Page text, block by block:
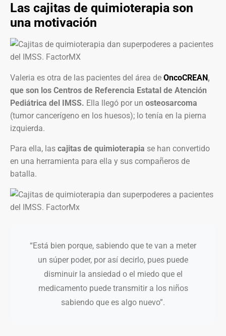
Las cajitas de quimioterapia son
una motivación
Valeria es otra de las pacientes del área de OncoCREAN,
que son los Centros de Referencia Estatal de Atención
Pediátrica del IMSS. Ella llegó por un osteosarcoma
(tumor cancerígeno en los huesos); lo tenía en la pierna
izquierda.
Para ella, las cajitas de quimioterapia se han convertido
en una herramienta para ella y sus compañeros de
batalla.
“Está bien porque, sabiendo que te van a meter
un súper poder, por así decirlo, pues puede
disminuir la ansiedad o el miedo que el
medicamento puede transmitir a los niños
sabiendo que es algo nuevo”.